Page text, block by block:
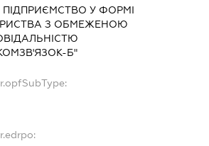
У ФОРМІ
З ОБМЕЖЕНОЮ
Б"